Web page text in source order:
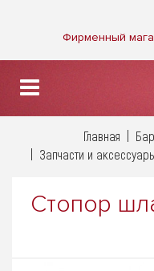
Фирменный
Главная
Запчасти и
Стопор